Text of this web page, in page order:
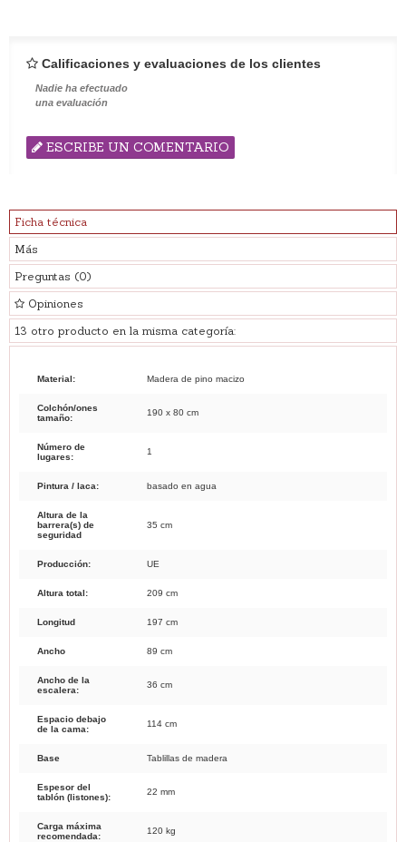
Calificaciones y evaluaciones de los clientes
Nadie ha efectuado
una evaluación
ESCRIBE UN COMENTARIO
Ficha técnica
Más
Preguntas (0)
Opiniones
13 otro producto en la misma categoría:
Material: Madera de pino macizo
Colchón/ones
tamaño:
190 x 80 cm
Número de
lugares:
1
Pintura / laca: basado en agua
Altura de la
barrera(s) de
seguridad
35 cm
Producción: UE
Altura total: 209 cm
Longitud 197 cm
Ancho 89 cm
Ancho de la
escalera:
36 cm
Espacio debajo
de la cama:
114 cm
Base Tablillas de madera
Espesor del
tablón (listones):
22 mm
Carga máxima
recomendada:
120 kg